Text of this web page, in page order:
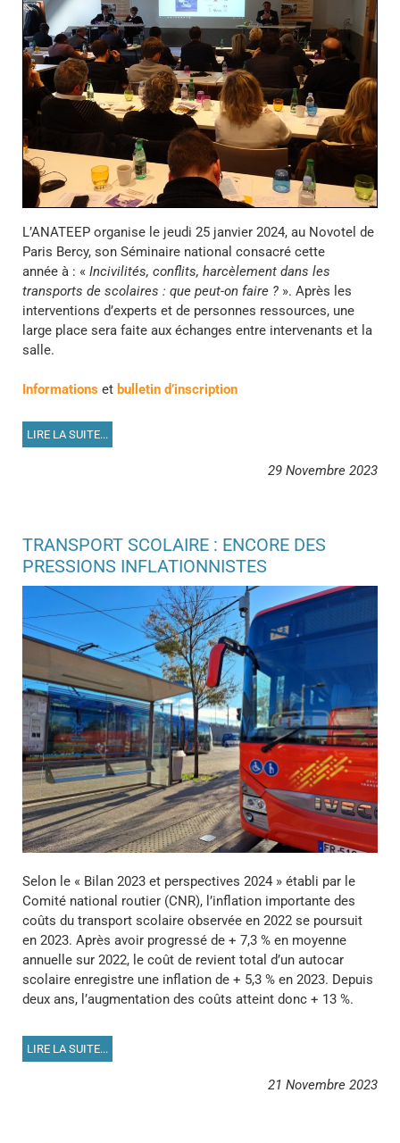
L’ANATEEP organise le jeudi 25 janvier 2024, au Novotel de
Paris Bercy, son Séminaire national consacré cette
année à : « Incivilités, conflits, harcèlement dans les
transports de scolaires : que peut-on faire ? ». Après les
interventions d’experts et de personnes ressources, une
large place sera faite aux échanges entre intervenants et la
salle.
Informations et bulletin d’inscription
LIRE LA SUITE...
29 Novembre 2023
TRANSPORT SCOLAIRE : ENCORE DES
PRESSIONS INFLATIONNISTES
Selon le « Bilan 2023 et perspectives 2024 » établi par le
Comité national routier (CNR), l’inflation importante des
coûts du transport scolaire observée en 2022 se poursuit
en 2023. Après avoir progressé de + 7,3 % en moyenne
annuelle sur 2022, le coût de revient total d’un autocar
scolaire enregistre une inflation de + 5,3 % en 2023. Depuis
deux ans, l’augmentation des coûts atteint donc + 13 %.
LIRE LA SUITE...
21 Novembre 2023